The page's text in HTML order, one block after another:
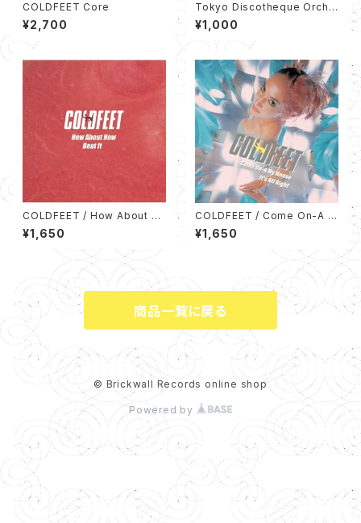
COLDFEET Core
¥2,700
Tokyo Discotheque Orche
stra feat. bird EP (12cm C
D)
¥1,000
COLDFEET / How About N
ow / Beat It【2020 RECORD
STORE DAY 限定盤】(7インチ
シングルレコード)
¥1,650
COLDFEET / Come On-A M
y House / It's All Right (7イ
ンチシングルレコード)
¥1,650
商品一覧に戻る
© Brickwall Records online shop
Powered by